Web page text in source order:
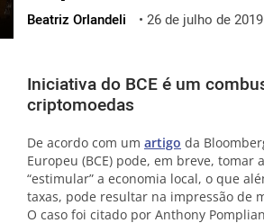
ქართული
vietnamese
Beatriz Orlandeli • 26 de julho de 2019
Iniciativa do BCE é um
criptomoedas
De acordo com um artigo da
Europeu (BCE) pode, em breve, tomar
“estimular” a economia local, o que
taxas, pode resultar na impressão de
O caso foi citado por Anthony